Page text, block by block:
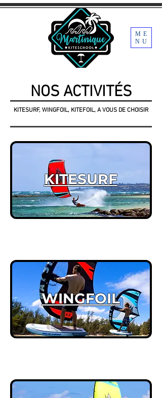
ME
NU
NOS ACTIVITÉS
KITESURF, WINGFOIL, KITEFOIL, A VOUS DE CHOISIR
KITESURF
WINGFOIL